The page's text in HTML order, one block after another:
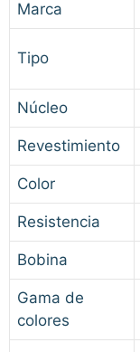
Marca
Tipo
Núcleo
Revestimiento
Color
Resistencia
Bobina
Gama de
colores